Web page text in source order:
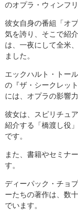
のオプラ・ウィンフ
彼女自身の番組「オ
気を誇り、そこで紹
は、一夜にして全米
ました。
エックハルト・トー
の『ザ・シークレッ
には、オプラの影響
彼女は、スピリチュ
紹介する「橋渡し役
です。
また、書籍やセミナ
す。
ディーパック・チョ
ーたちの著作は、数
でいます。